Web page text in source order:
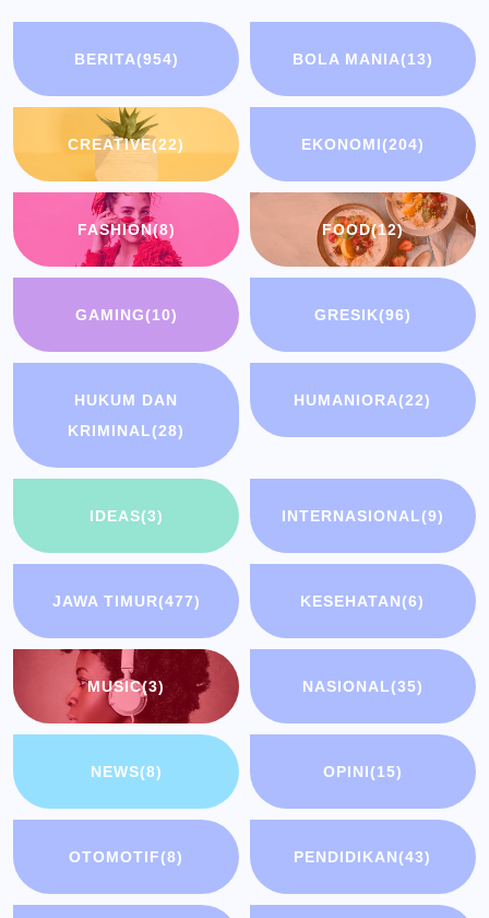
BERITA(954) BOLA MANIA(13)
CREATIVE(22) EKONOMI(204)
FASHION(8) FOOD(12)
GAMING(10) GRESIK(96)
HUKUM DAN
KRIMINAL(28)
HUMANIORA(22)
IDEAS(3) INTERNASIONAL(9)
JAWA TIMUR(477) KESEHATAN(6)
MUSIC(3) NASIONAL(35)
NEWS(8) OPINI(15)
OTOMOTIF(8) PENDIDIKAN(43)